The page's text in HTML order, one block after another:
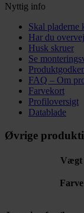
Nyttig info
Skal pladerne
Har du
Husk skruer
Se
FAQ – Om
Farvekort
Profiloversigt
Datablade
Øvrige
Vægt
Farve